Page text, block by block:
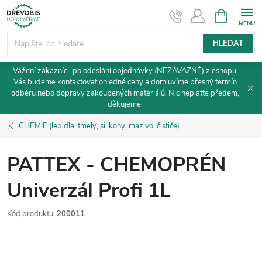
Přejít
na
obsah
HLEDAT
NÁKUPNÍ
KOŠÍK
Vážení zákazníci, po odeslání objednávky (NEZÁVAZNÉ) z eshopu,
Vás budeme kontaktovat ohledně ceny a domluvíme přesný termín
odběru nebo dopravy zakoupených materiálů. Nic neplaťte předem,
děkujeme.
CHEMIE (lepidla, tmely, silikony, mazivo, čističe)
PATTEX - CHEMOPRÉN
Univerzál Profi 1L
Kód produktu: 200011